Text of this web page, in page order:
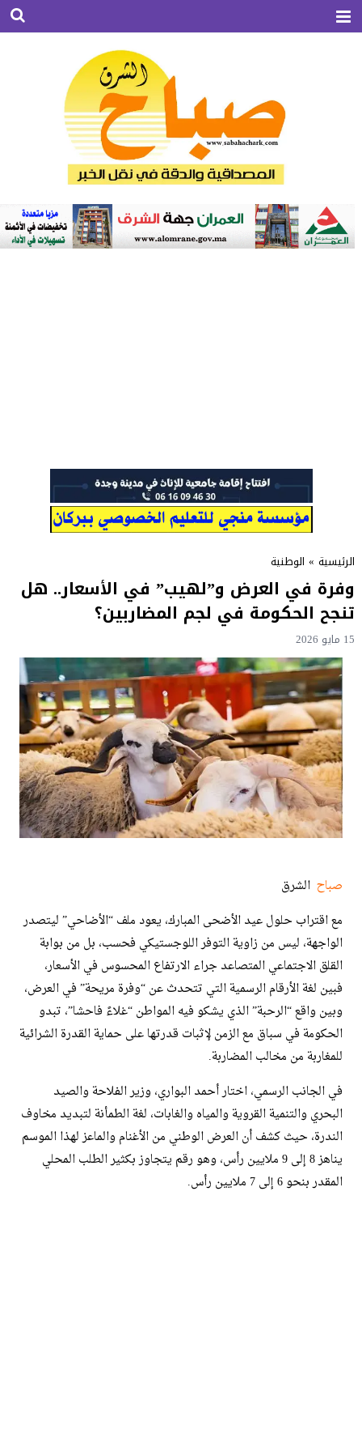
الرئيسية » الوطنية
وفرة في العرض و”لهيب” في الأسعار.. هل
تنجح الحكومة في لجم المضاربين؟
15 مايو 2026
صباحالشرق ​
​مع اقتراب حلول عيد الأضحى المبارك، يعود ملف “الأضاحي” ليتصدر
الواجهة، ليس من زاوية التوفر اللوجستيكي فحسب، بل من بوابة
القلق الاجتماعي المتصاعد جراء الارتفاع المحسوس في الأسعار،
فبين لغة الأرقام الرسمية التي تتحدث عن “وفرة مريحة” في العرض،
وبين واقع “الرحبة” الذي يشكو فيه المواطن “غلاءً فاحشا”، تبدو
الحكومة في سباق مع الزمن لإثبات قدرتها على حماية القدرة الشرائية
للمغاربة من مخالب المضاربة.
​في الجانب الرسمي، اختار أحمد البواري، وزير الفلاحة والصيد
البحري والتنمية القروية والمياه والغابات، لغة الطمأنة لتبديد مخاوف
الندرة، حيث كشف أن العرض الوطني من الأغنام والماعز لهذا الموسم
يناهز 8 إلى 9 ملايين رأس، وهو رقم يتجاوز بكثير الطلب المحلي
المقدر بنحو 6 إلى 7 ملايين رأس.